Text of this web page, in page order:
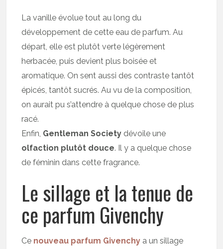
La vanille évolue tout au long du
développement de cette eau de parfum. Au
départ, elle est plutôt verte légèrement
herbacée, puis devient plus boisée et
aromatique. On sent aussi des contraste tantôt
épicés, tantôt sucrés. Au vu de la composition,
on aurait pu s’attendre à quelque chose de plus
racé.
Enfin, Gentleman Society dévoile une
olfaction plutôt douce. Il y a quelque chose
de féminin dans cette fragrance.
Le sillage et la tenue de
ce parfum Givenchy
Ce nouveau parfum Givenchy a un sillage